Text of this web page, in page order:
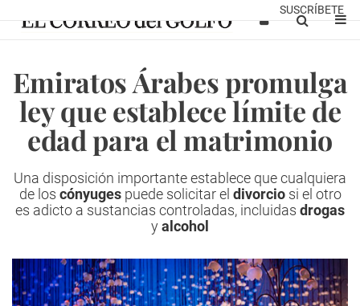
SUSCRÍBETE
Emiratos Árabes promulga
ley que establece límite de
edad para el matrimonio
Una disposición importante establece que cualquiera
de los cónyuges puede solicitar el divorciosi el otro
es adicto a sustancias controladas, incluidas drogas
yalcohol